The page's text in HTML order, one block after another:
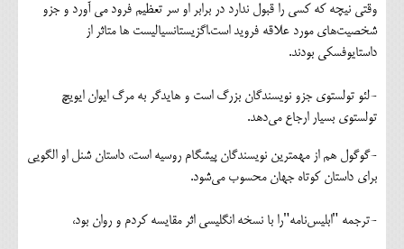
وقتی نیچه که کسی را قبول ندارد در برابر او سر تعظیم فرود می آورد و جزو
شخصیت‌های مورد علاقه فروید است.اگزیستانسیالیست ها متاثر از
داستایوفسکی بودند.
-لئو تولستوی جزو نویسندگان بزرگ است و هایدگر به مرگ ایوان ایویچ
تولستوی بسیار ارجاع می‌دهد.
-گوگول هم از مهمترین نویسندگان پیشگام روسیه است، داستان شنل او الگویی
برای داستان کوتاه جهان محسوب می‌شود.
-ترجمه "ابلیس‌نامه"را با نسخه انگلیسی اثر مقایسه کردم و روان بود،